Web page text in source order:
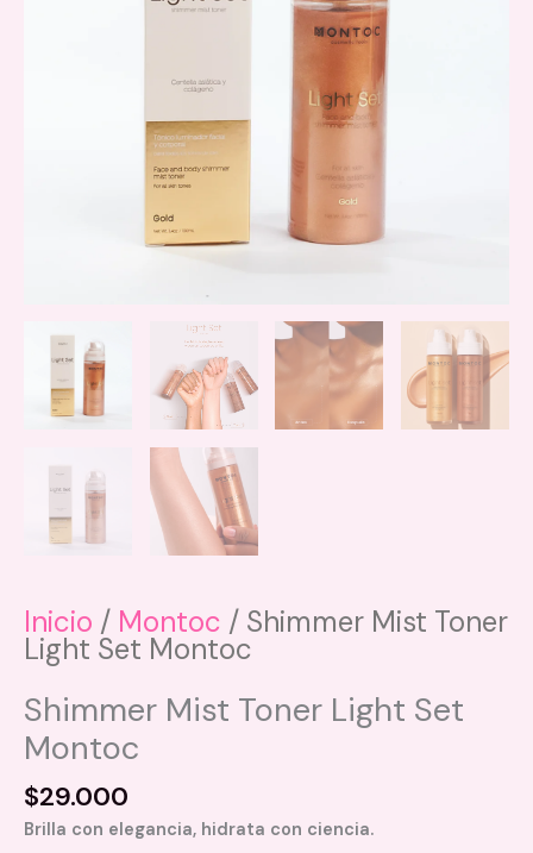
Inicio / Montoc / Shimmer Mist Toner
Light Set Montoc
Shimmer Mist Toner Light Set
Montoc
$29.000
Brilla con elegancia, hidrata con ciencia.